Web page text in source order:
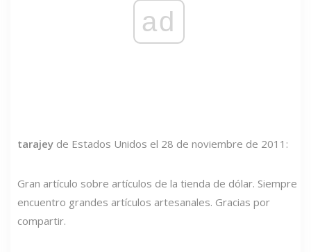
ad
tarajey de Estados Unidos el 28 de noviembre de 2011:
Gran artículo sobre artículos de la tienda de dólar. Siempre
encuentro grandes artículos artesanales. Gracias por
compartir.